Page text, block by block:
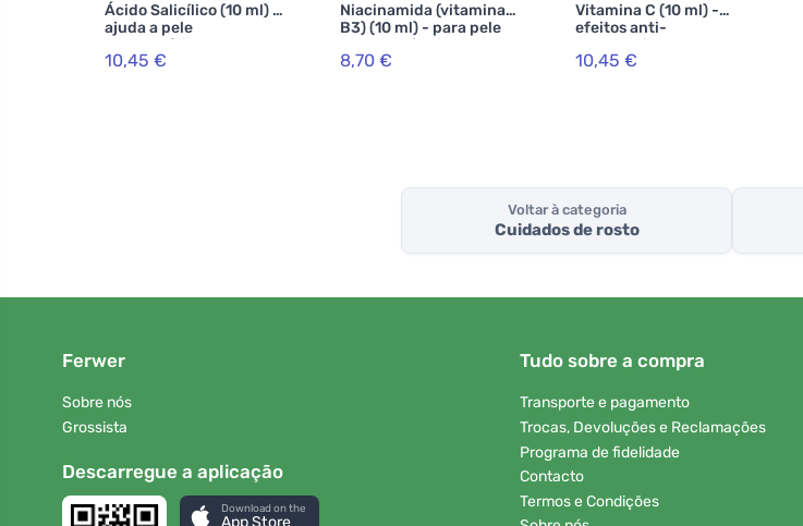
Ácido Salicílico (10 ml) -
ajuda a pele
problemática
10,45 €
Niacinamida (vitamina
B3) (10 ml) - para pele
com tendência para a
acne, sensível e madura
8,70 €
Vitamina C (10 ml) -
efeitos anti-
envelhecimento
10,45 €
Voltar à categoria
Cuidados de rosto
Ferwer
Sobre nós
Grossista
Descarregue a aplicação
Download on the
App Store
Tudo sobre a compra
Transporte e pagamento
Trocas, Devoluções e Reclamações
Programa de fidelidade
Contacto
Termos e Condições